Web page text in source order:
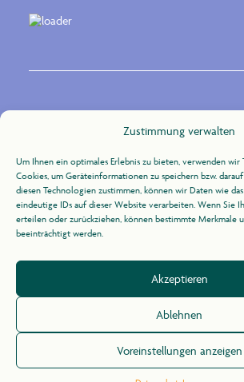
Zustimmung verwalten
Um Ihnen ein optimales Erlebnis zu bieten, verwenden
Cookies, um Geräteinformationen zu speichern bzw.
diesen Technologien zustimmen, können wir Daten wie
eindeutige IDs auf dieser Website verarbeiten. Wenn Sie
erteilen oder zurückziehen, können bestimmte Merkmale
beeinträchtigt werden.
Akzeptieren
Ablehnen
Voreinstellungen anzeigen
Zur Uhlandshöhe 10
70188 Stuttgart
+49 (0)711 / 164 31 -21